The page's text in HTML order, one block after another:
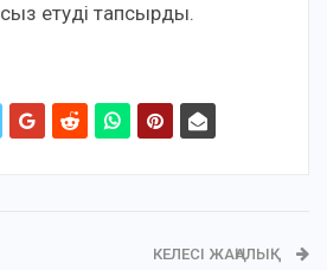
етуді тапсырды.
КЕЛЕСІ ЖАҢАЛЫҚ